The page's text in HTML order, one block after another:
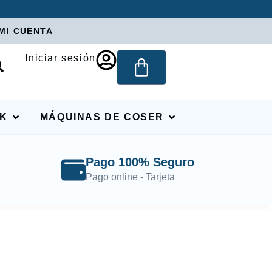
CUENTA
Iniciar sesión
MÁQUINAS DE COSER
Pago 100% Seguro
Pago online - Tarjeta